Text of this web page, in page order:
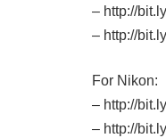
– http://
– http://
For Nikon:
– http://
– http://